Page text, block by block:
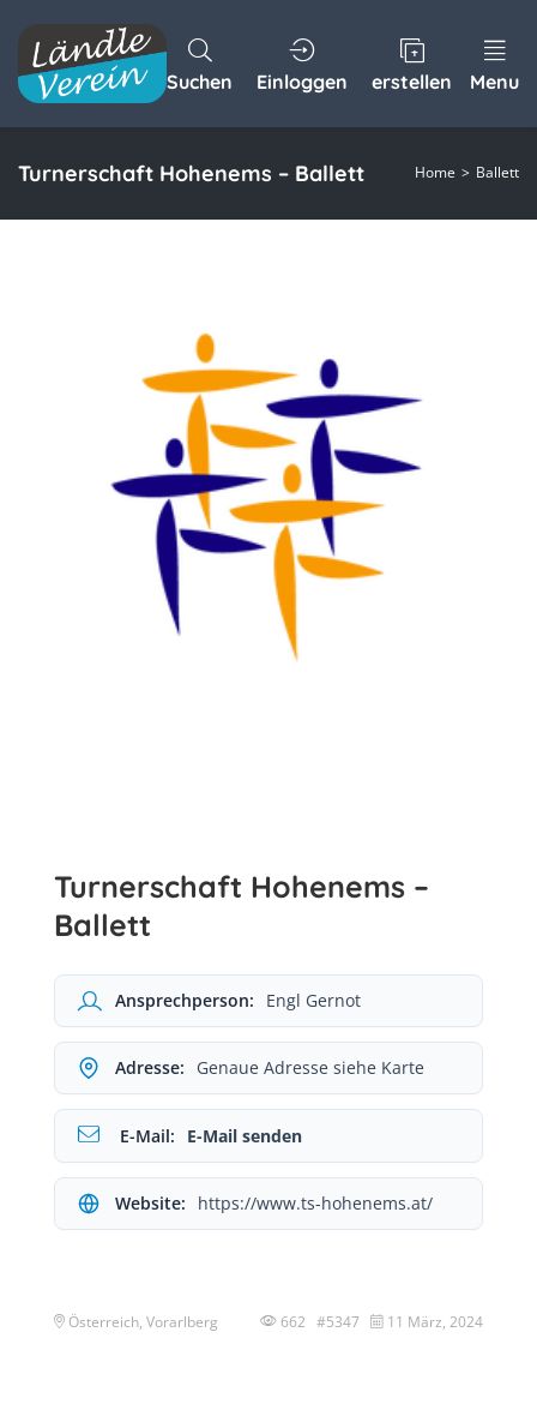
Suchen Einloggen erstellen Menu
Turnerschaft Hohenems – Ballett Home Ballett
Turnerschaft Hohenems –
Ballett
Ansprechperson: Engl Gernot
Adresse: Genaue Adresse siehe Karte
E-Mail: E-Mail senden
Website: https://www.ts-hohenems.at/
Österreich, Vorarlberg 662 #5347 11 März, 2024